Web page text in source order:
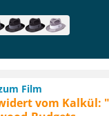
Film
vom Kalkül: